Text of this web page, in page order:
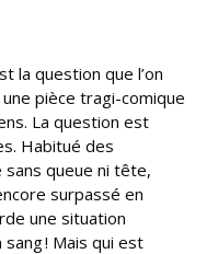
la question que l’on
pièce tragi-comique
La question est
Habitué des
sans queue ni tête,
surpassé en
une situation
! Mais qui est